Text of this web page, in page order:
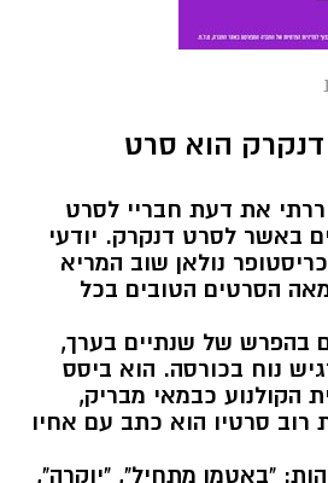
הוא סרט
את דעת חבריי לסרט
באשר לסרט דנקרק. יודעי
נולאן שוב המריא
הסרטים הטובים בכל
בהפרש של שנתיים בערך,
נוח בכורסה. הוא ביסס
הקולנוע כבמאי מבריק,
סרטיו הוא כתב עם אחיו
"באטמן מתחיל", "יוקרה",